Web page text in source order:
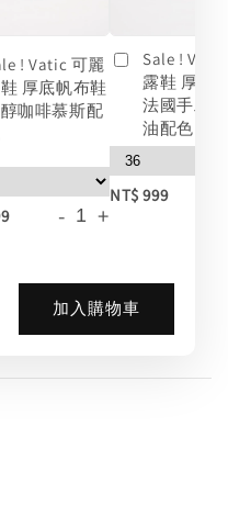
! Vatic 可麗
厚底帆布鞋
咖啡慕斯配
- +
Sale !
露鞋 厚底
法國手工
油配色
NT$ 999
加入購物車